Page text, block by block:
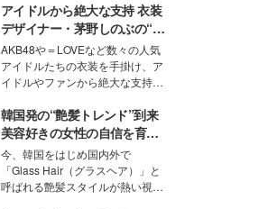
ニオン好き”という共通点を持つモ
デルの宮城舞と島村雄大の特別対
談をお届け！それぞれの視点か
ら、今作ならではの魅力や予想外
の感動をもたらす奥深いストーリ
ーについて熱く語り合ってもらっ
た。
アイドルから絶大な支持 衣装
デザイナー・茅野しのぶの“可
愛い”を作る美学＜「シチズン
クロスシー」インタビュー＞
AKB48や＝LOVEなど数々の人気
アイドルたちの衣装を手掛け、ア
イドルやファンから絶大な支持を
取締役兼クリエイティブディレク
ター・茅野しのぶ。一人ひとりの
個性に寄り添い、魅力を引き出す
衣装作りは、多くの女性たちに勇
気と自信を与え続けている。
韓国発の“艶髪トレンド”到来
美容好きの女性の自信を育む
「ヘアケア事情」って？
今、韓国をはじめ国内外で
「Glass Hair（グラスヘア）」と
呼ばれる艶髪スタイルが熱い視線